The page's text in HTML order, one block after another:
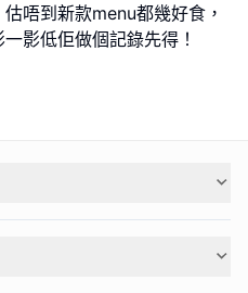
唔到新款menu都幾好食，
影低佢做個記錄先得！